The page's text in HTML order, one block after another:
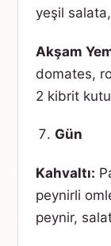
yeşil salata,
Akşam
domates,
2 kibrit
Gün
Kahvaltı:
peynirli
peynir,